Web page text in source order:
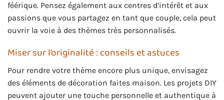
féérique. Pensez également aux centres d’intérêt et aux
passions que vous partagez en tant que couple, cela peut
ouvrir la voie à des thèmes très personnalisés.
Miser sur l’originalité : conseils et astuces
Pour rendre votre thème encore plus unique, envisagez
des éléments de décoration faites maison. Les projets DIY
peuvent ajouter une touche personnelle et authentique à